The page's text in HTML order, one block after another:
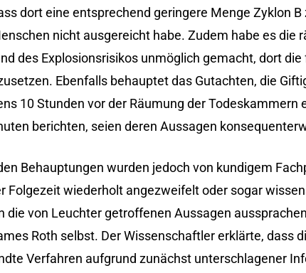
dort eine entsprechend geringere Menge Zyklon B
nicht ausgereicht habe. Zudem habe es die
des Explosionsrisikos unmöglich gemacht, dort die
Ebenfalls behauptet das Gutachten, die
10 Stunden vor der Räumung der Todeskammern
berichten, seien deren Aussagen
Behauptungen wurden jedoch von kundigem
Folgezeit wiederholt angezweifelt oder sogar
die von Leuchter getroffenen Aussagen
Roth selbst. Der Wissenschaftler erklärte, dass
Verfahren aufgrund zunächst unterschlagener